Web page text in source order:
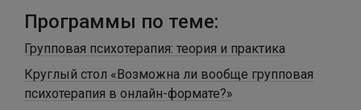
Программы по теме:
Групповая психотерапия: теория и практика
Круглый стол «Возможна ли вообще групповая
психотерапия в онлайн-формате?»